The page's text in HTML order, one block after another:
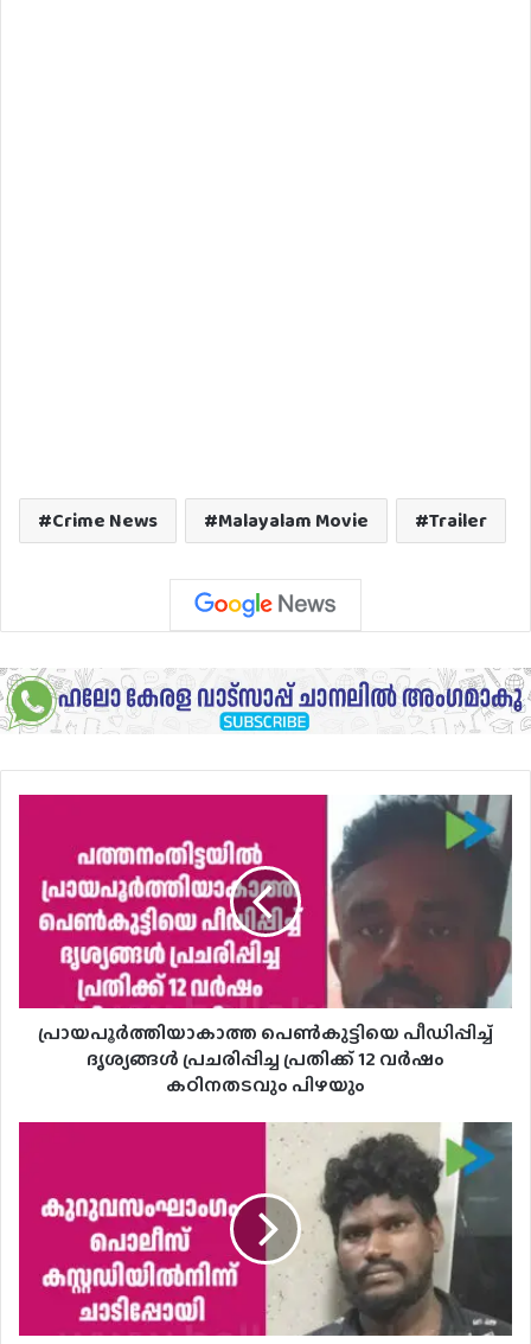
Crime News Malayalam Movie Trailer
പീഡിപ്പിച്ച്
ദൃശ്യങ്ങൾ
പ്രചരിപ്പിച്ച
പ്രതിക്ക്
കഠിനതടവും
പിഴയും
പ്രായപൂർത്തിയാകാത്ത പെൺകുട്ടിയെ പീഡിപ്പിച്ച്
ദൃശ്യങ്ങൾ പ്രചരിപ്പിച്ച പ്രതിക്ക് 12 വർഷം
കഠിനതടവും പിഴയും
ചാടിപ്പോയി